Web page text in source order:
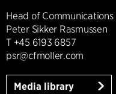
Head of Communications
Peter Sikker Rasmussen
T +45 6193 6857
psr@cfmoller.com
Media library